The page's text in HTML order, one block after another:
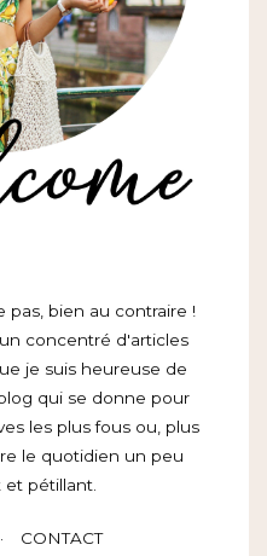
pas, bien au contraire !
concentré d'articles
je suis heureuse de
qui se donne pour
les plus fous ou, plus
le quotidien un peu
pétillant.
CONTACT